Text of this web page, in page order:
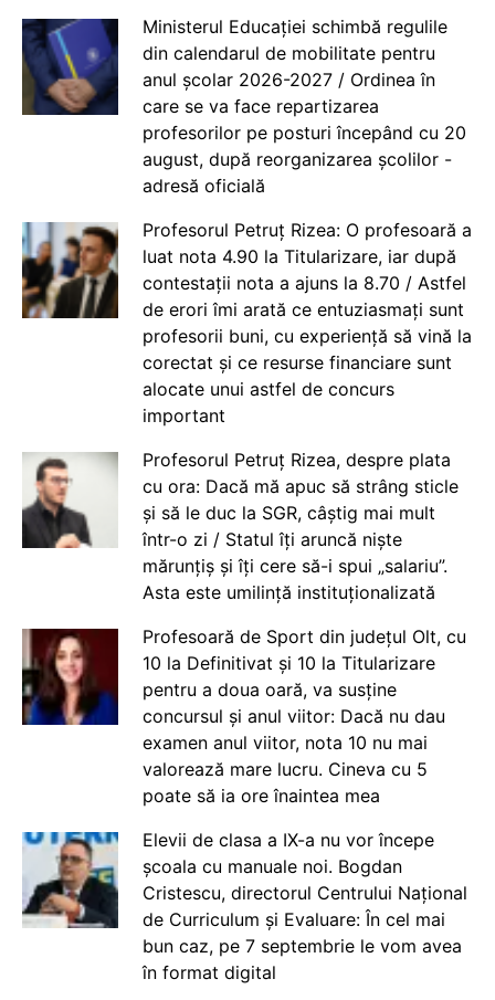
Ministerul Educației schimbă regulile
din calendarul de mobilitate pentru
anul școlar 2026-2027 / Ordinea în
care se va face repartizarea
profesorilor pe posturi începând cu 20
august, după reorganizarea școlilor -
adresă oficială
Profesorul Petruț Rizea: O profesoară a
luat nota 4.90 la Titularizare, iar după
contestații nota a ajuns la 8.70 / Astfel
de erori îmi arată ce entuziasmați sunt
profesorii buni, cu experiență să vină la
corectat și ce resurse financiare sunt
alocate unui astfel de concurs
important
Profesorul Petruț Rizea, despre plata
cu ora: Dacă mă apuc să strâng sticle
și să le duc la SGR, câștig mai mult
într-o zi / Statul îți aruncă niște
mărunțiș și îți cere să-i spui „salariu”.
Asta este umilință instituționalizată
Profesoară de Sport din județul Olt, cu
10 la Definitivat și 10 la Titularizare
pentru a doua oară, va susține
concursul și anul viitor: Dacă nu dau
examen anul viitor, nota 10 nu mai
valorează mare lucru. Cineva cu 5
poate să ia ore înaintea mea
Elevii de clasa a IX-a nu vor începe
școala cu manuale noi. Bogdan
Cristescu, directorul Centrului Național
de Curriculum și Evaluare: În cel mai
bun caz, pe 7 septembrie le vom avea
în format digital